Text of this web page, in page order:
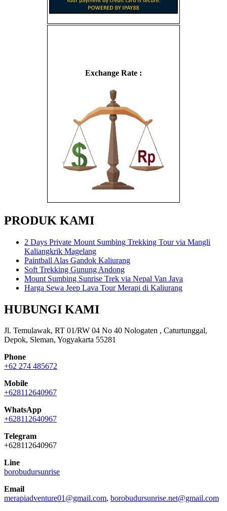
Exchange Rate :
PRODUK KAMI
2 Days Private Mount Sumbing Trekking Tour via Mangli
Kaliangkrik Magelang
Paintball Alas Gandok Kaliurang
Soft Trekking Gunung Andong
Mount Sumbing Sunrise Trek via Nepal Van Java
Harga Sewa Jeep Lava Tour Merapi di Kaliurang
HUBUNGI KAMI
Jl. Temulawak, RT 01/RW 04 No 40 Nologaten , Caturtunggal,
Depok, Sleman, Yogyakarta 55281
Phone
+62 274 485672
Mobile
+628112640967
WhatsApp
+628112640967
Telegram
+628112640967
Line
borobudursunrise
Email
merapiadventure01@gmail.com, borobudursunrise.net@gmail.com